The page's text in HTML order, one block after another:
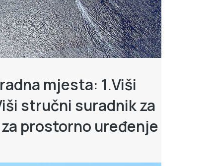
mjesta: 1.Viši
stručni suradnik za
prostorno uređenje